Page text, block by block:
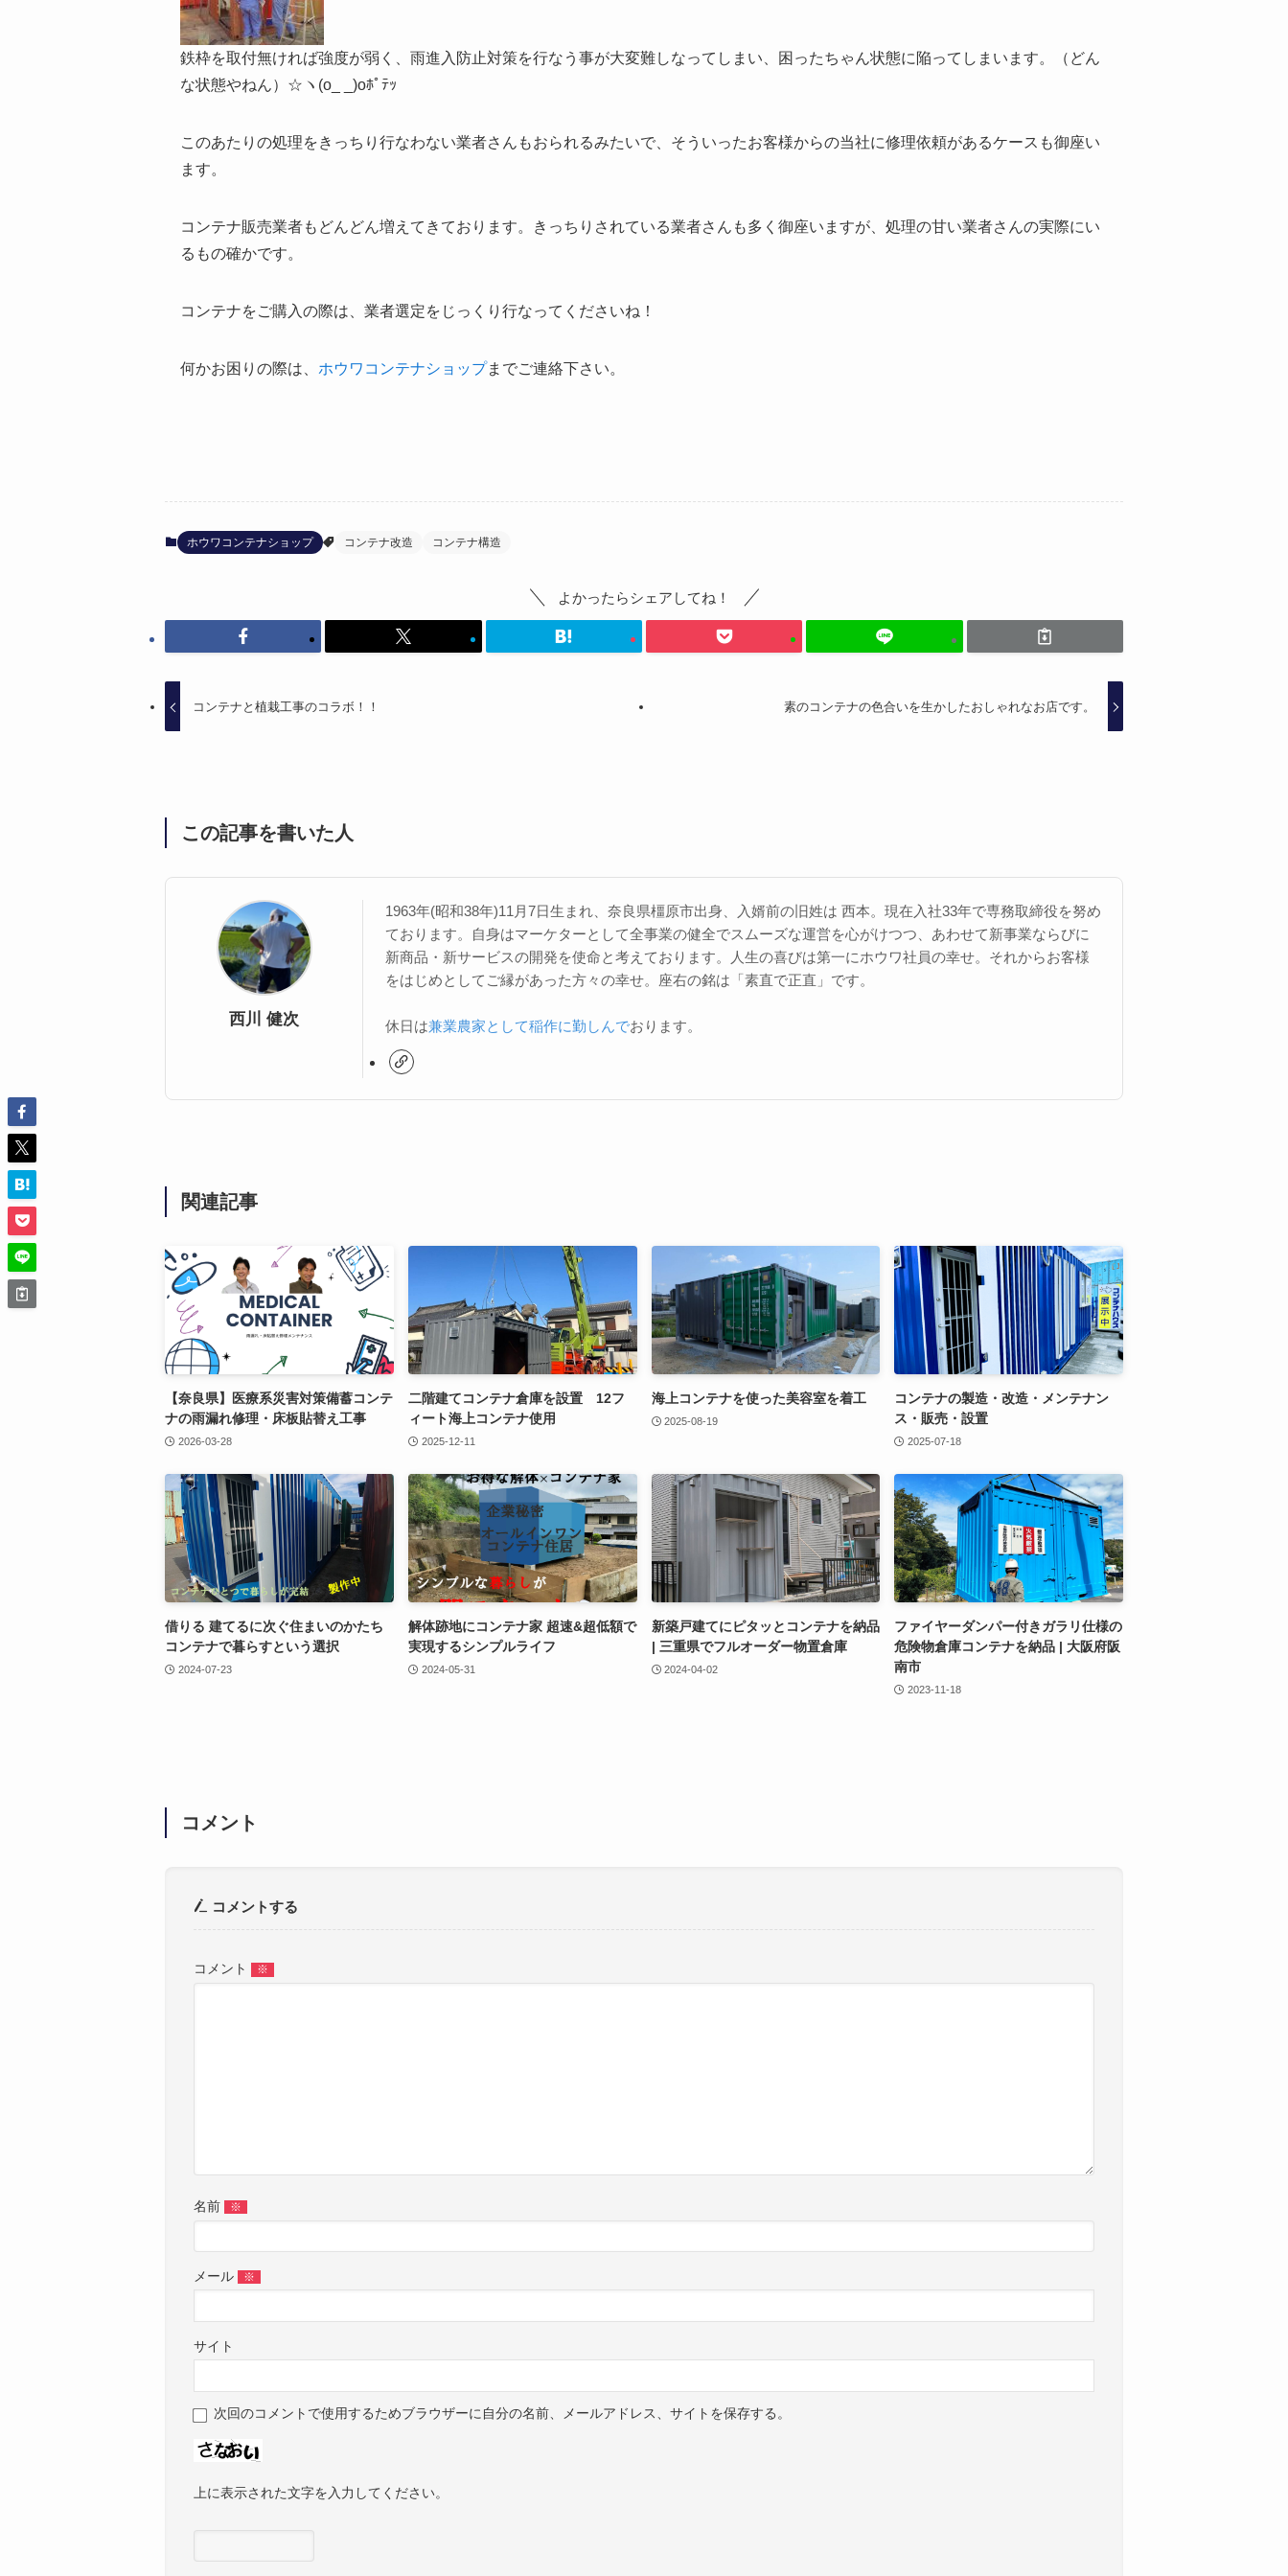
鉄枠を取付無ければ強度が弱く、雨進入防止対策を行なう事が大変難しなってしまい、困ったちゃん状態に陥ってしまいます。（どん
な状態やねん）☆ヽ(o_ _)oﾎﾟﾃｯ
このあたりの処理をきっちり行なわない業者さんもおられるみたいで、そういったお客様からの当社に修理依頼があるケースも御座い
ます。
コンテナ販売業者もどんどん増えてきております。きっちりされている業者さんも多く御座いますが、処理の甘い業者さんの実際にい
るもの確かです。
コンテナをご購入の際は、業者選定をじっくり行なってくださいね！
何かお困りの際は、 ホウワコンテナショップまでご連絡下さい。
ホウワコンテナショップ コンテナ改造 コンテナ構造
よかったらシェアしてね！
コンテナと植栽工事のコラボ！！ 素のコンテナの色合いを生かしたおしゃれなお店です。
この記事を書いた人
西川 健次
1963年(昭和38年)11月7日生まれ、奈良県橿原市出身、入婿前の旧姓は 西本。現在入社33年で専務取締役を努め
ております。自身はマーケターとして全事業の健全でスムーズな運営を心がけつつ、あわせて新事業ならびに
新商品・新サービスの開発を使命と考えております。人生の喜びは第一にホウワ社員の幸せ。それからお客様
をはじめとしてご縁があった方々の幸せ。座右の銘は「素直で正直」です。
休日は兼業農家として稲作に勤しんでおります。
関連記事
【奈良県】医療系災害対策備蓄コンテ
ナの雨漏れ修理・床板貼替え工事
2026-03-28
二階建てコンテナ倉庫を設置 12フ
ィート海上コンテナ使用
2025-12-11
海上コンテナを使った美容室を着工
2025-08-19
コンテナの製造・改造・メンテナン
ス・販売・設置
2025-07-18
借りる 建てるに次ぐ住まいのかたち
コンテナで暮らすという選択
2024-07-23
解体跡地にコンテナ家 超速&超低額で
実現するシンプルライフ
2024-05-31
新築戸建てにピタッとコンテナを納品
| 三重県でフルオーダー物置倉庫
2024-04-02
ファイヤーダンパー付きガラリ仕様の
危険物倉庫コンテナを納品 | 大阪府阪
南市
2023-11-18
コメント
コメントする
コメント ※
名前 ※
メール ※
サイト
次回のコメントで使用するためブラウザーに自分の名前、メールアドレス、サイトを保存する。
上に表示された文字を入力してください。